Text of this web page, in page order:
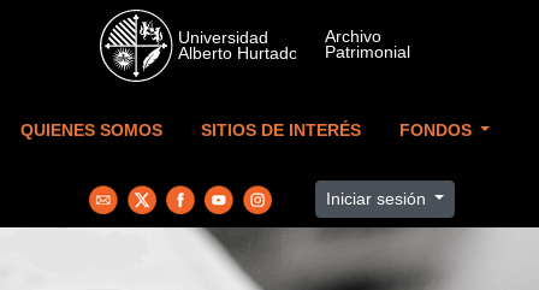
Skip to main content
QUIENES SOMOS SITIOS DE INTERÉS FONDOS
Iniciar sesión